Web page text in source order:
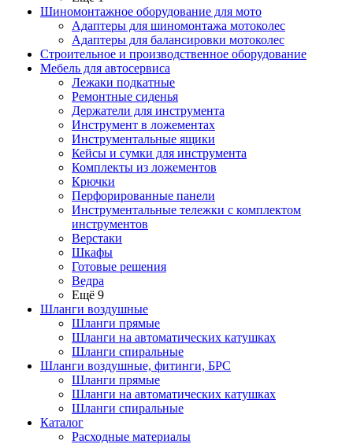
Шиномонтажное оборудование для мото
Адаптеры для шиномонтажа мотоколес
Адаптеры для балансировки мотоколес
Строительное и производственное оборудование
Мебель для автосервиса
Лежаки подкатные
Ремонтные сиденья
Держатели для инструмента
Инструмент в ложементах
Инструментальные ящики
Кейсы и сумки для инструмента
Комплекты из ложементов
Крючки
Перфорированные панели
Инструментальные тележки с комплектом
инструментов
Верстаки
Шкафы
Готовые решения
Ведра
Ещё 9
Шланги воздушные
Шланги прямые
Шланги на автоматических катушках
Шланги спиральные
Шланги воздушные, фитинги, БРС
Шланги прямые
Шланги на автоматических катушках
Шланги спиральные
Каталог
Расходные материалы